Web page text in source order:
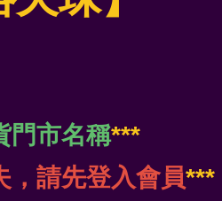
門市名稱***
，請先登入會員***